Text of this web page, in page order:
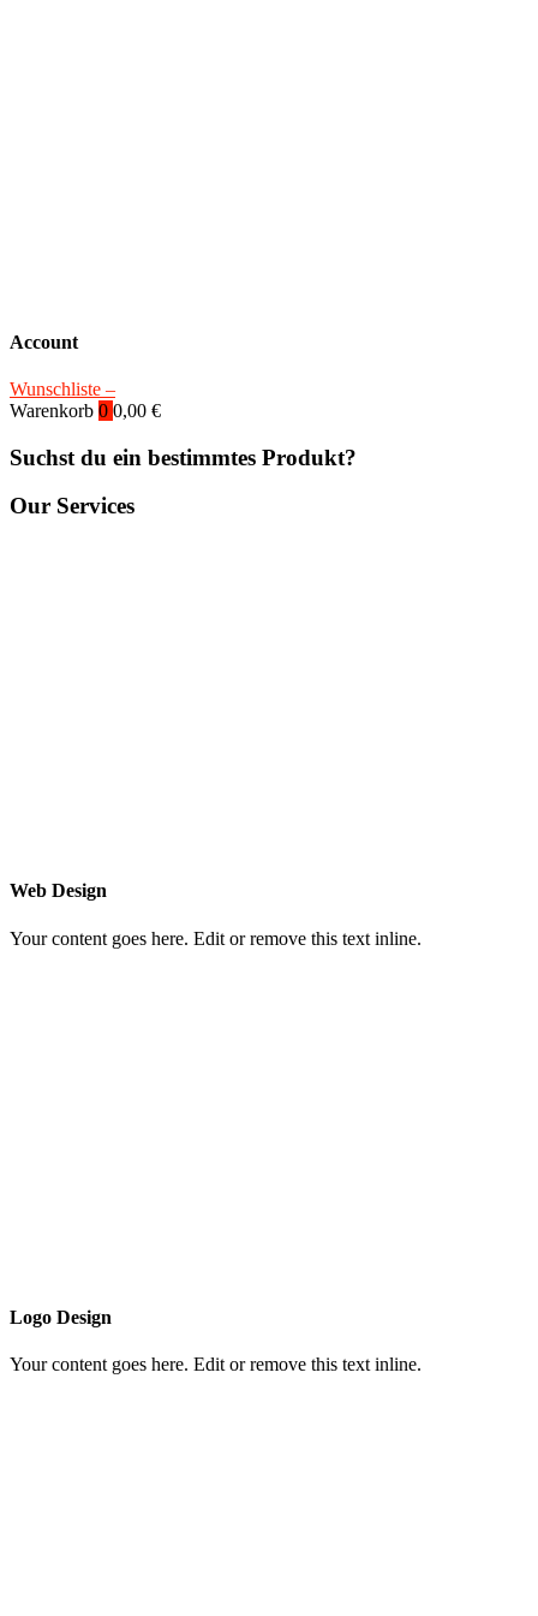
Account
Wunschliste –
Warenkorb 0 0,00 €
Suchst du ein bestimmtes Produkt?
Our Services
Web Design
Your content goes here. Edit or remove this text inline.
Logo Design
Your content goes here. Edit or remove this text inline.